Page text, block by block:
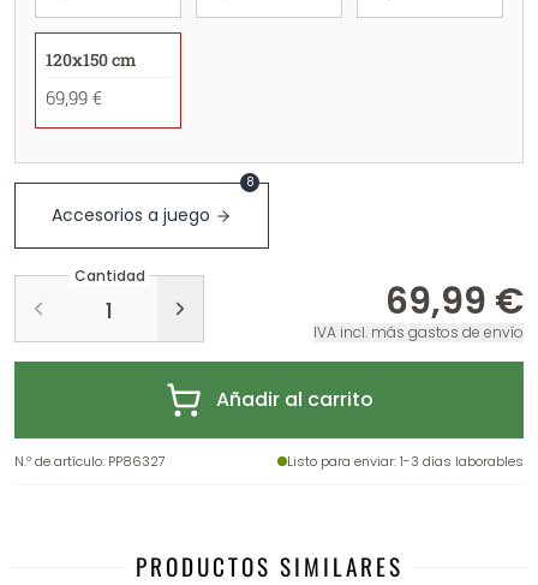
120x150 cm
69,99 €
Accesorios a juego
8
Cantidad
69,99 €
IVA incl. más gastos de envío
Añadir al carrito
N.º de artículo: PP86327 Listo para enviar: 1-3 días laborables
PRODUCTOS SIMILARES